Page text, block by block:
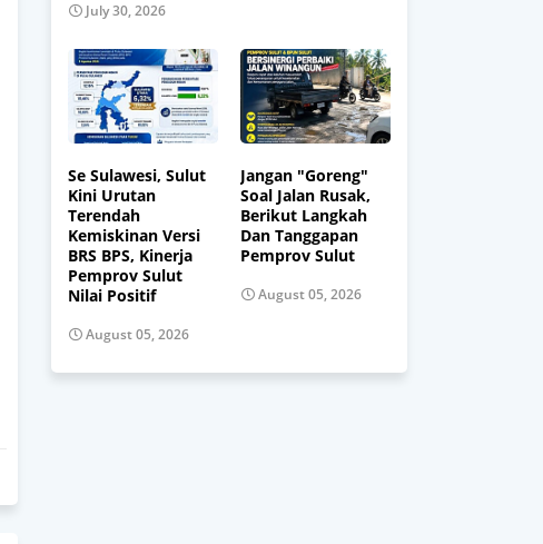
July 30, 2026
Se Sulawesi, Sulut
Kini Urutan
Terendah
Kemiskinan Versi
BRS BPS, Kinerja
Pemprov Sulut
Nilai Positif
August 05, 2026
Jangan "Goreng"
Soal Jalan Rusak,
Berikut Langkah
Dan Tanggapan
Pemprov Sulut
August 05, 2026